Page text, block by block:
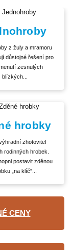
z žuly a mramoru
důstojné řešení pro
zesnulých
blízkých...
hrobky
zhotovitel
rodinných hrobek.
postavit zděnou
„na klíč“...
CENY